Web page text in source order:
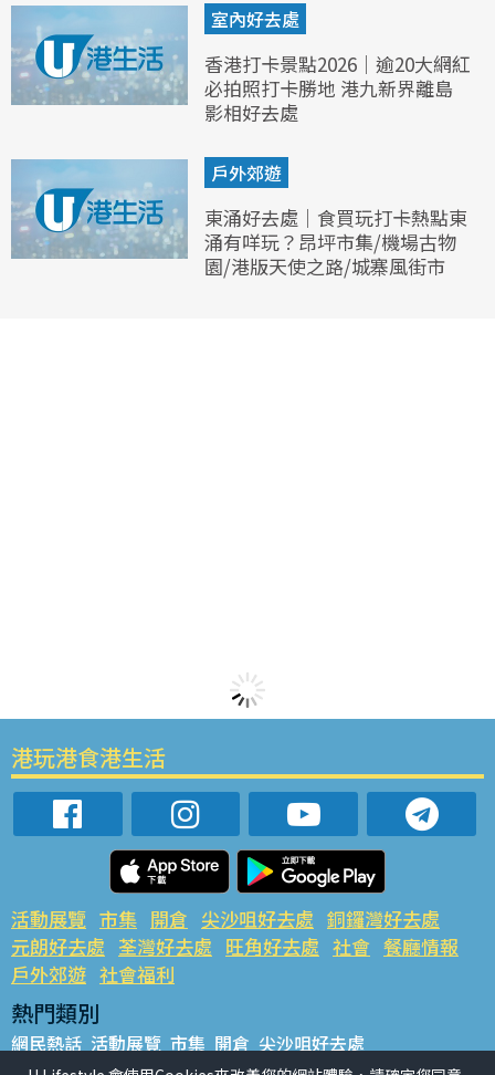
室內好去處
香港打卡景點2026｜逾20大網紅
必拍照打卡勝地 港九新界離島
影相好去處
戶外郊遊
東涌好去處｜食買玩打卡熱點東
涌有咩玩？昂坪市集/機場古物
園/港版天使之路/城寨風街市
港玩港食港生活
活動展覽 市集 開倉 尖沙咀好去處 銅鑼灣好去處
元朗好去處 荃灣好去處 旺角好去處 社會 餐廳情報
戶外郊遊 社會福利
熱門類別
網民熱話 活動展覽 市集 開倉 尖沙咀好去處
銅鑼灣好去處 元朗好去處 荃灣好去處 旺角好去處 社會